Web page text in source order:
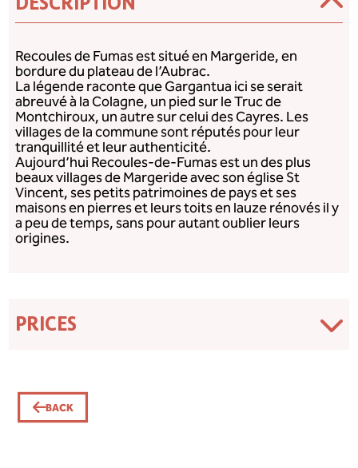
Recoules de Fumas est situé en Margeride, en
bordure du plateau de l’Aubrac.
La légende raconte que Gargantua ici se serait
abreuvé à la Colagne, un pied sur le Truc de
Montchiroux, un autre sur celui des Cayres. Les
villages de la commune sont réputés pour leur
tranquillité et leur authenticité.
Aujourd’hui Recoules-de-Fumas est un des plus
beaux villages de Margeride avec son église St
Vincent, ses petits patrimoines de pays et ses
maisons en pierres et leurs toits en lauze rénovés il y
a peu de temps, sans pour autant oublier leurs
origines.
PRICES
BACK